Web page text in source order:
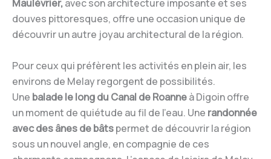
Maulévrier, avec son architecture imposante et ses
douves pittoresques, offre une occasion unique de
découvrir un autre joyau architectural de la région.
Pour ceux qui préfèrent les activités en plein air, les
environs de Melay regorgent de possibilités.
Une balade le long du Canal de Roanneà Digoin offre
un moment de quiétude au fil de l’eau. Une randonnée
avec des ânes de bâtspermet de découvrir la région
sous un nouvel angle, en compagnie de ces